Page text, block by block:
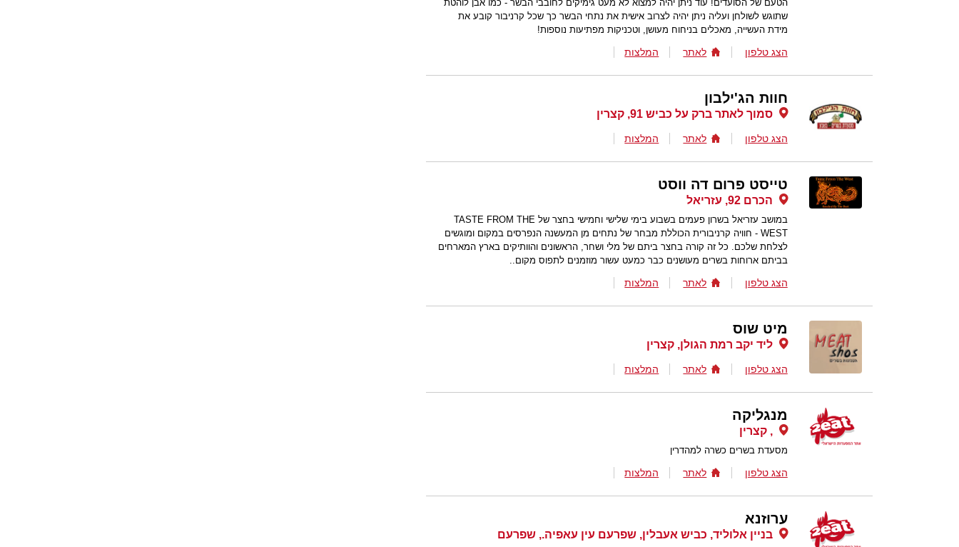
הטעם של הסועדים! עוד ניתן יהיה למצוא לא מעט גימיקים לחובבי הבשר - כמו אבן לוהטת
שתוגש לשולחן ועליה ניתן יהיה לצרוב אישית את נתחי הבשר כך שכל קרניבור קובע את
מידת העשייה, מאכלים בניחוח מעושן, וטכניקות מפתיעות נוספות!
הצג טלפון לאתר המלצות
חוות הג'ילבון
סמוך לאתר ברק על כביש 91, קצרין
הצג טלפון לאתר המלצות
טייסט פרום דה ווסט
הכרם 92, עזריאל
במושב עזריאל בשרון פעמים בשבוע בימי שלישי וחמישי בחצר של TASTE FROM THE
WEST - חוויה קרניבורית הכוללת מבחר של נתחים מן המעשנה הנפרסים במקום ומוגשים
לצלחת שלכם. כל זה קורה בחצר ביתם של מלי ושחר, הראשונים והוותיקים בארץ המארחים
בביתם ארוחות בשרים מעושנים כבר כמעט עשור מוזמנים לתפוס מקום..
הצג טלפון לאתר המלצות
מיט שוס
ליד יקב רמת הגולן, קצרין
הצג טלפון לאתר המלצות
מנגליקה
, קצרין
מסעדת בשרים כשרה למהדרין
הצג טלפון לאתר המלצות
ערוזנא
בניין אלוליד, כביש אעבלין, שפרעם עין עאפיה., שפרעם